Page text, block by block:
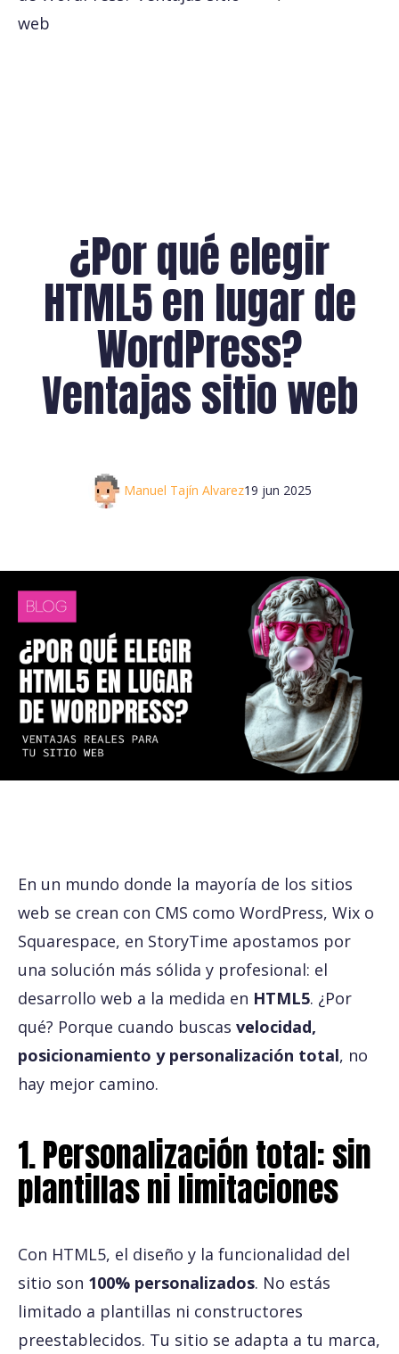
web
¿Por qué elegir
HTML5 en lugar de
WordPress?
Ventajas sitio web
19 jun 2025
Manuel Tajín Alvarez
En un mundo donde la mayoría de los sitios
web se crean con CMS como WordPress, Wix o
Squarespace, en StoryTime apostamos por
una solución más sólida y profesional: el
desarrollo web a la medida en HTML5. ¿Por
qué? Porque cuando buscas velocidad,
posicionamiento y personalización total, no
hay mejor camino.
1. Personalización total: sin
plantillas ni limitaciones
Con HTML5, el diseño y la funcionalidad del
sitio son 100% personalizados. No estás
limitado a plantillas ni constructores
preestablecidos. Tu sitio se adapta a tu marca,